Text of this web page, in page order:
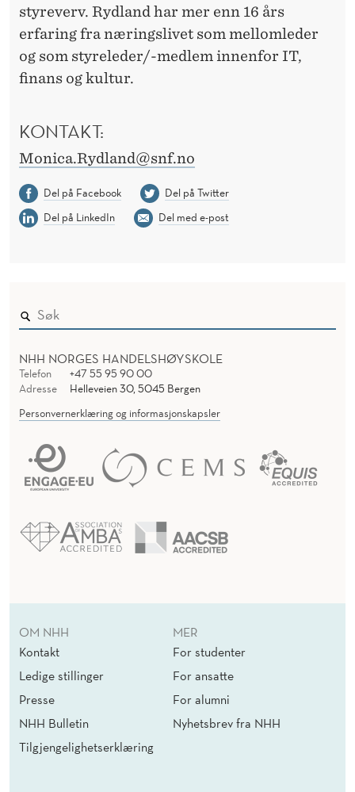
styreverv. Rydland har mer enn 16 års
erfaring fra næringslivet som mellomleder
og som styreleder/-medlem innenfor IT,
finans og kultur.
KONTAKT:
Monica.Rydland@snf.no
Del på Facebook
Del på Twitter
Del på LinkedIn
Del med e-post
NHH NORGES HANDELSHØYSKOLE
Telefon
+47 55 95 90 00
Adresse
Helleveien 30, 5045 Bergen
Personvernerklæring og informasjonskapsler
OM NHH
Kontakt
Ledige stillinger
Presse
NHH Bulletin
Tilgjengelighetserklæring
MER
For studenter
For ansatte
For alumni
Nyhetsbrev fra NHH